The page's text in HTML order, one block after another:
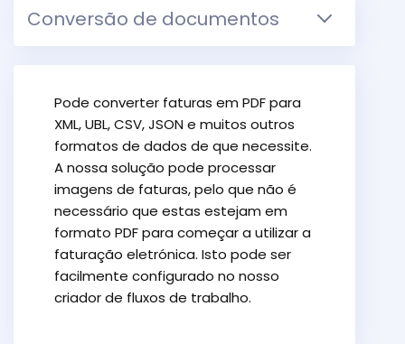
Conversão de documentos
Pode converter faturas em PDF para
XML, UBL, CSV, JSON e muitos outros
formatos de dados de que necessite.
A nossa solução pode processar
imagens de faturas, pelo que não é
necessário que estas estejam em
formato PDF para começar a utilizar a
faturação eletrónica. Isto pode ser
facilmente configurado no nosso
criador de fluxos de trabalho.